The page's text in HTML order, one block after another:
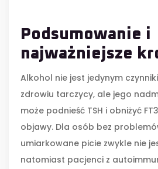
Podsumowanie i
najważniejsze
Alkohol nie jest jedynym
zdrowiu tarczycy, ale jego
może podnieść TSH i obniżyć
objawy. Dla osób bez
umiarkowane picie zwykle nie
natomiast pacjenci z